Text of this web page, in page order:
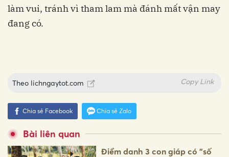
làm vui, tránh vì tham lam mà đánh mất vận may
đang có.
Theo lichngaytot.com Copy Link
Chia sẻ Facebook Chia sẻ Zalo
Bài liên quan
Điểm danh 3 con giáp có "số